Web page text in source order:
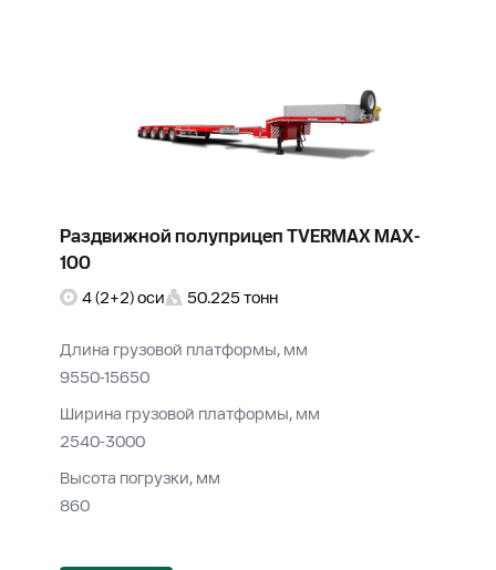
Раздвижной полуприцеп TVERMAX MAX-
100
4 (2+2) оси 50.225 тонн
Длина грузовой платформы, мм
9550-15650
Ширина грузовой платформы, мм
2540-3000
Высота погрузки, мм
860